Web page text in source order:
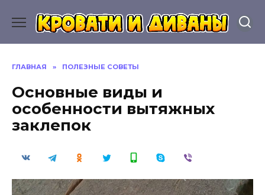
содержанию
ГЛАВНАЯ » ПОЛЕЗНЫЕ СОВЕТЫ
Основные виды и
особенности вытяжных
заклепок